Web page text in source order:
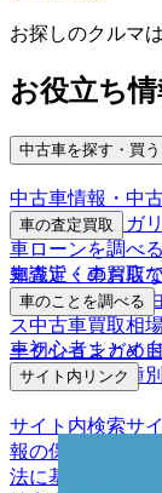
お探しのクルマ
お役立ち情
中古車を探す・買う
中古車情報・中
車購入ガイド
ガ
車ローンを調べる
知識近くのお店
車の査定買取
車査定・車買取
定が選ばれる理由
ス中古車買取相
ークションガイド
車のことを調べる
車初心者まとめ
費を調べる車種
サイト内リンク
サイト内検索サ
報の保護について
法に基づく表示